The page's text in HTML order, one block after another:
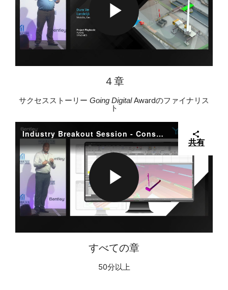
D
E
O
Y
V
I
D
E
O
P
L
A
Y
V
４章
サクセスストーリー Going DigitalAwardのファイナリス
ト
Industry Breakout Session - Construction
共有
P
L
すべての章
50分以上